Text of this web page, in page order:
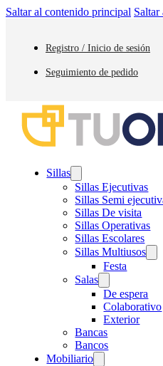
Saltar al contenido principal Saltar
Registro / Inicio de sesión
Seguimiento de pedido
Sillas
Sillas Ejecutivas
Sillas Semi
Sillas De visita
Sillas Operativas
Sillas Escolares
Sillas Multiusos
Festa
Salas
De espera
Colaborativo
Exterior
Bancas
Bancos
Mobiliario